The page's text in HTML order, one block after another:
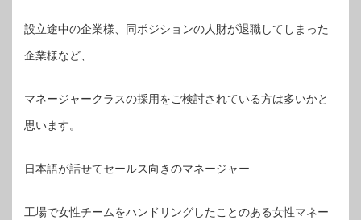
設立途中の企業様、同ポジションの人財が退職してしまった
企業様など、
マネージャークラスの採用をご検討されている方は多いかと
思います。
日本語が話せてセールス向きのマネージャー
工場で女性チームをハンドリングしたことのある女性マネー